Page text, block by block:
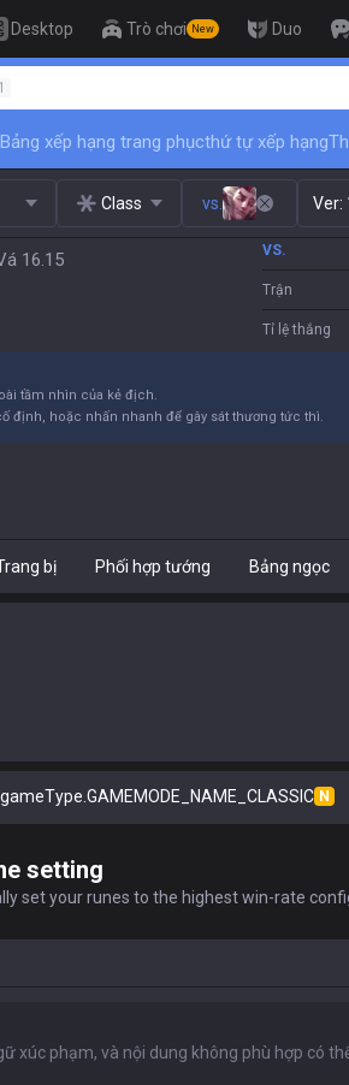
Desktop Trò chơi New Duo
Bảng xếp hạng trang phụcthứ tự xếp hạng
Class vs. Ver:
16.15 VS.
Trận
Tỉ lệ thắng
tầm nhìn của kẻ địch.
định, hoặc nhấn nhanh để gây sát thương tức thì.
bị Phối hợp tướng Bảng ngọc
gameType.GAMEMODE_NAME_CLASSIC N
setting
set your runes to the highest win-rate